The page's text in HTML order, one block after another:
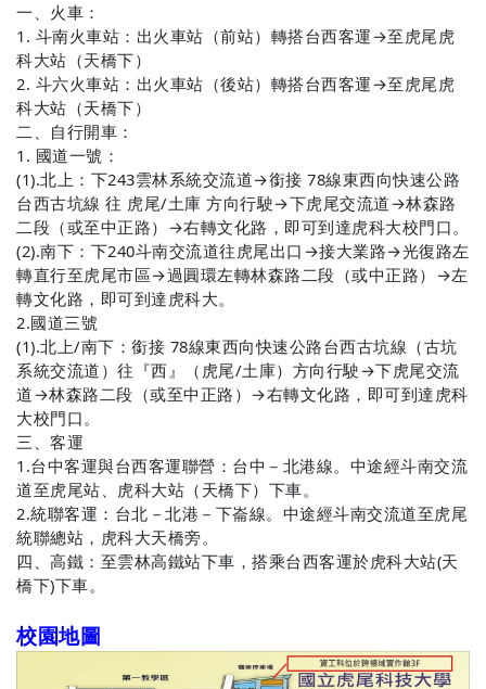
一、 火車：
1. 斗南火車站：出火車站（前站）轉搭台西客運→至虎尾虎
科大站（天橋下）
2. 斗六火車站：出火車站（後站）轉搭台西客運→至虎尾虎
科大站（天橋下）
二、 自行開車：
1. 國道一號：
(1).北上：下243雲林系統交流道→銜接 78線東西向快速公路
台西古坑線 往 虎尾/土庫 方向行駛→下虎尾交流道→林森路
二段（或至中正路）→右轉文化路，即可到達虎科大校門口。
(2).南下：下240斗南交流道往虎尾出口→接大業路→光復路左
轉直行至虎尾市區→過圓環左轉林森路二段（或中正路）→左
轉文化路，即可到達虎科大。
2.國道三號
(1).北上/南下：銜接 78線東西向快速公路台西古坑線（古坑
系統交流道）往『西』（虎尾/土庫）方向行駛→下虎尾交流
道→林森路二段（或至中正路）→右轉文化路，即可到達虎科
大校門口。
三、 客運
1.台中客運與台西客運聯營：台中－北港線。中途經斗南交流
道至虎尾站、虎科大站（天橋下）下車。
2.統聯客運：台北－北港－下崙線。中途經斗南交流道至虎尾
統聯總站，虎科大天橋旁。
四、 高鐵：至雲林高鐵站下車，搭乘台西客運於虎科大站(天
橋下)下車。
校園地圖